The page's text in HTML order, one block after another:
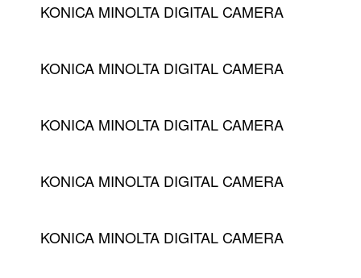
KONICA MINOLTA DIGITAL CAMERA
KONICA MINOLTA DIGITAL CAMERA
KONICA MINOLTA DIGITAL CAMERA
KONICA MINOLTA DIGITAL CAMERA
KONICA MINOLTA DIGITAL CAMERA